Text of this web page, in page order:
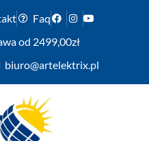
Faq
od 2499,00zł
biuro@artelektrix.pl